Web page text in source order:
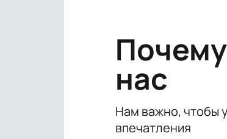
нас
Нам важно, чтобы
впечатления